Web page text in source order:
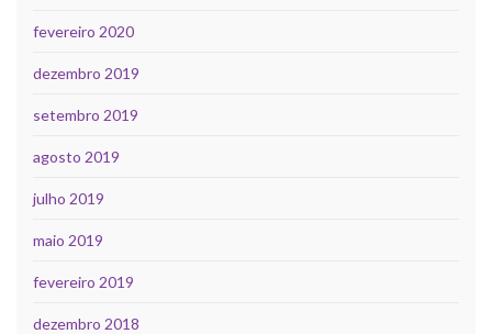
fevereiro 2020
dezembro 2019
setembro 2019
agosto 2019
julho 2019
maio 2019
fevereiro 2019
dezembro 2018